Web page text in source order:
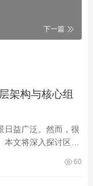
下一篇
架构与核心组
日益广泛。然而，很
文将深入探讨区块
60